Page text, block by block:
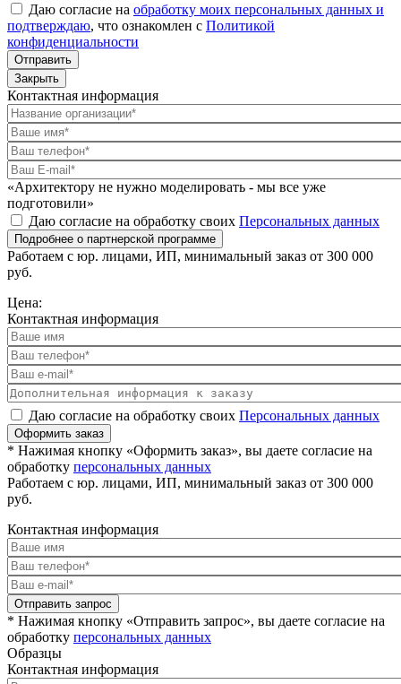
Даю согласие на обработку моих персональных данных и
подтверждаю, что ознакомлен с Политикой
конфиденциальности
Отправить
Закрыть
Контактная информация
«Архитектору не нужно моделировать - мы все уже
подготовили»
Даю согласие на обработку своих Персональных данных
Подробнее о партнерской программе
Работаем с юр. лицами, ИП, минимальный заказ от 300 000
руб.
Цена:
Контактная информация
Даю согласие на обработку своих Персональных данных
Оформить заказ
* Нажимая кнопку «Оформить заказ», вы даете согласие на
обработку персональных данных
Работаем с юр. лицами, ИП, минимальный заказ от 300 000
руб.
Контактная информация
Отправить запрос
* Нажимая кнопку «Отправить запрос», вы даете согласие на
обработку персональных данных
Образцы
Контактная информация